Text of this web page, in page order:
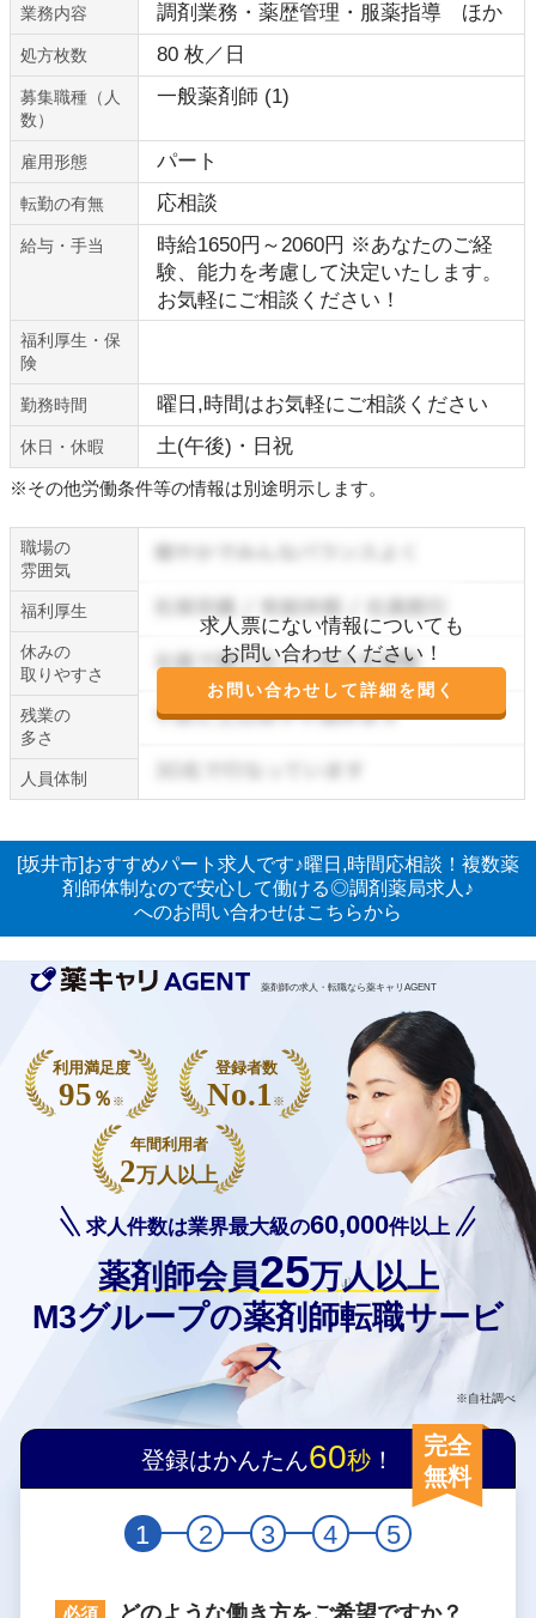
業務内容 調剤業務・薬歴管理・服薬指導 ほか
処方枚数 80 枚／日
募集職種（人
数）
一般薬剤師 (1)
雇用形態 パート
転勤の有無 応相談
給与・手当
時給1650円～2060円 ※あなたのご経
験、能力を考慮して決定いたします。
お気軽にご相談ください！
福利厚生・保
険
勤務時間 曜日,時間はお気軽にご相談ください
休日・休暇 土(午後)・日祝
※その他労働条件等の情報は別途明示します。
職場の
雰囲気
求人票にない情報についても
お問い合わせください！
お問い合わせして詳細を聞く
福利厚生
休みの
取りやすさ
残業の
多さ
人員体制
[坂井市]おすすめパート求人です♪曜日,時間応相談！複数薬
剤師体制なので安心して働ける◎調剤薬局求人♪
へのお問い合わせはこちらから
薬剤師の求人・転職なら薬キャリAGENT
求人件数は業界最大級の60,000件以上
薬剤師会員25万人以上
M3グループの薬剤師転職サービ
ス
※自社調べ
利用満足度
95 ％ ※
登録者数
No.1 ※
年間利用者
2万人以上
登録はかんたん60秒 ！
完全
無料
1 2 3 4 5
どのような働き方をご希望ですか？